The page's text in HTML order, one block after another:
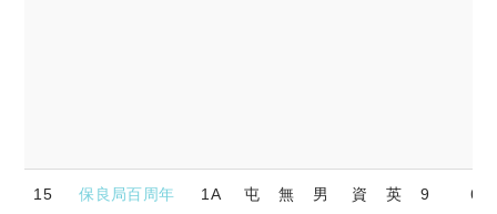
15
保良局百周年
1A
屯
無
男
資
英
9